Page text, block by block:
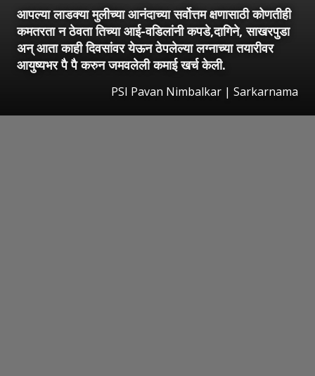
आपल्या लाडक्या मुलीच्या आनंदाच्या सर्वोत्तम क्षणासाठी कोणतीही
कमतरता न ठेवता तिच्या आई-वडिलांनी कपडे,दागिने, साखरपुडा
अन् आता काही दिवसांवर येऊन ठेपलेल्या लग्नाच्या तयारीवर
आयुष्यभर पै पै करुन जमवलेली कमाई खर्च केली.
PSI Pavan Nimbalkar | Sarkarnama